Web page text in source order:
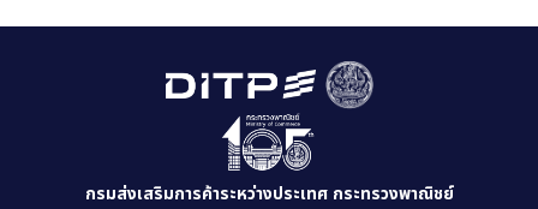
กรมส่งเสริมการค้าระหว่างประเทศ กระทรวงพาณิชย์